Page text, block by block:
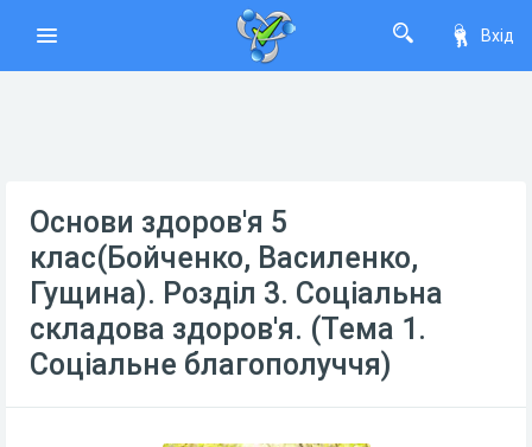
Вхід
Основи здоров'я 5
клас(Бойченко, Василенко,
Гущина). Розділ 3. Соціальна
складова здоров'я. (Тема 1.
Соціальне благополуччя)